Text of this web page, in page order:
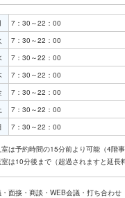
7：30～22：00
7：30～22：00
7：30～22：00
7：30～22：00
7：30～22：00
7：30～22：00
7：30～22：00
室は予約時間の15分前より可能（4階事
面接・商談・WEB会議・打ち合わせ